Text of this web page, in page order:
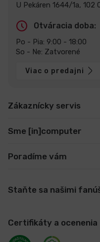
U Pekáren 1644/1a, 102
Otváracia doba:
Po - Pia: 9:00 - 18:00
So - Ne: Zatvorené
Viac o predajni
Zákaznícky servis
Sme [in]computer
Poradíme vám
Staňte sa našimi
Certifikáty a ocenenia